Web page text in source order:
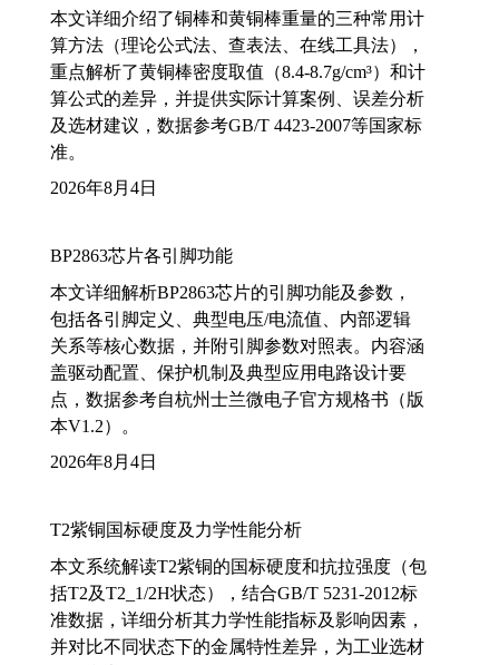
本文详细介绍了铜棒和黄铜棒重量的三种常用计
算方法（理论公式法、查表法、在线工具法），
重点解析了黄铜棒密度取值（8.4-8.7g/cm³）和计
算公式的差异，并提供实际计算案例、误差分析
及选材建议，数据参考GB/T 4423-2007等国家标
准。
2026年8月4日
BP2863芯片各引脚功能
本文详细解析BP2863芯片的引脚功能及参数，
包括各引脚定义、典型电压/电流值、内部逻辑
关系等核心数据，并附引脚参数对照表。内容涵
盖驱动配置、保护机制及典型应用电路设计要
点，数据参考自杭州士兰微电子官方规格书（版
本V1.2）。
2026年8月4日
T2紫铜国标硬度及力学性能分析
本文系统解读T2紫铜的国标硬度和抗拉强度（包
括T2及T2_1/2H状态），结合GB/T 5231-2012标
准数据，详细分析其力学性能指标及影响因素，
并对比不同状态下的金属特性差异，为工业选材